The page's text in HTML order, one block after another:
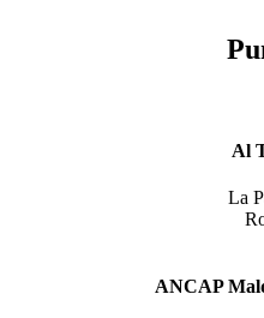
Al
La
ANCAP